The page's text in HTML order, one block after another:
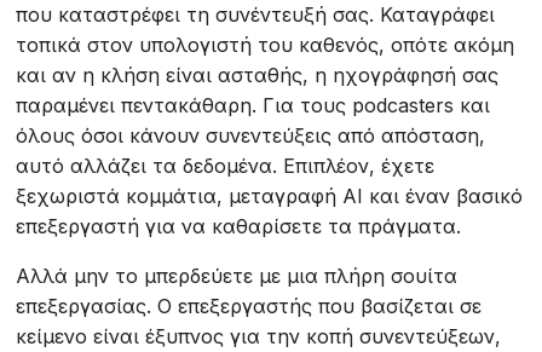
που καταστρέφει τη συνέντευξή σας. Καταγράφει
τοπικά στον υπολογιστή του καθενός, οπότε ακόμη
και αν η κλήση είναι ασταθής, η ηχογράφησή σας
παραμένει πεντακάθαρη. Για τους podcasters και
όλους όσοι κάνουν συνεντεύξεις από απόσταση,
αυτό αλλάζει τα δεδομένα. Επιπλέον, έχετε
ξεχωριστά κομμάτια, μεταγραφή AI και έναν βασικό
επεξεργαστή για να καθαρίσετε τα πράγματα.
Αλλά μην το μπερδεύετε με μια πλήρη σουίτα
επεξεργασίας. Ο επεξεργαστής που βασίζεται σε
κείμενο είναι έξυπνος για την κοπή συνεντεύξεων,